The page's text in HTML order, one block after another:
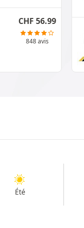
CHF 56.99
848 avis
Été